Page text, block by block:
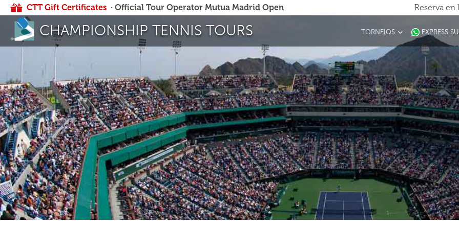
CTT Gift Certificates · Official Tour Operator Mutua Madrid Open Reserva
CHAMPIONSHIP TENNIS TOURS TORNEIOS EXPRESS